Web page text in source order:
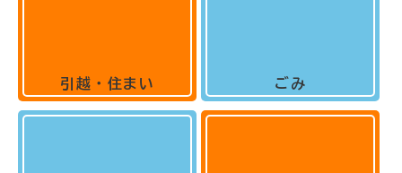
引越・住まい ごみ